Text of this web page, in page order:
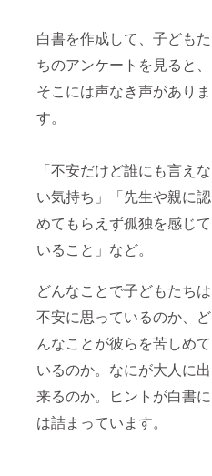
白書を作成して、子どもた
ちのアンケートを見ると、
そこには声なき声がありま
す。
「不安だけど誰にも言えな
い気持ち」「先生や親に認
めてもらえず孤独を感じて
いること」など。
どんなことで子どもたちは
不安に思っているのか、ど
んなことが彼らを苦しめて
いるのか。なにが大人に出
来るのか。ヒントが白書に
は詰まっています。